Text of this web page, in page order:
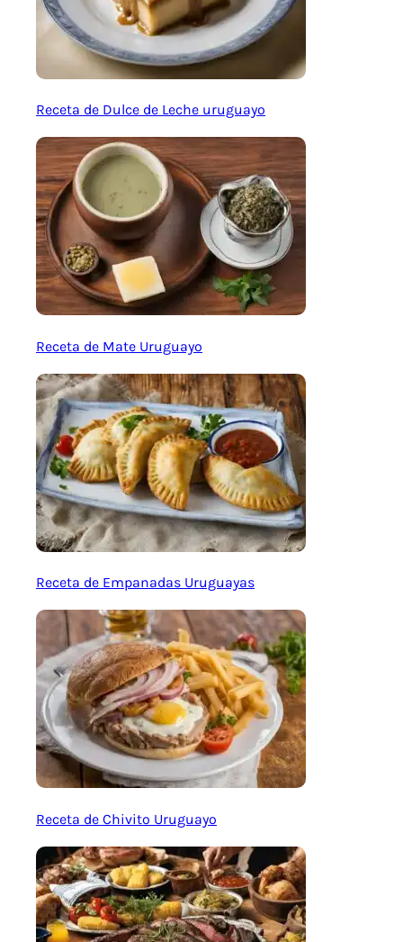
Receta de Dulce de Leche uruguayo
Receta de Mate Uruguayo
Receta de Empanadas Uruguayas
Receta de Chivito Uruguayo